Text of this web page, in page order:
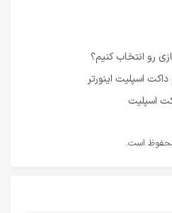
رو انتخاب کنیم؟
اسپلیت اینورتر
اسپلیت